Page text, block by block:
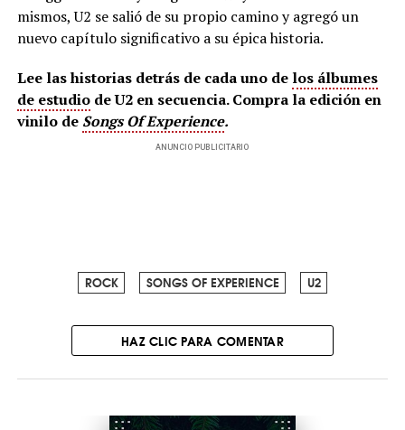
mismos, U2 se salió de su propio camino y agregó un
nuevo capítulo significativo a su épica historia.
Lee las historias detrás de cada uno de los álbumes
de estudiode U2 en secuencia. Compra la edición en
vinilo de Songs Of Experience.
ANUNCIO PUBLICITARIO
ROCK SONGS OF EXPERIENCE U2
HAZ CLIC PARA COMENTAR